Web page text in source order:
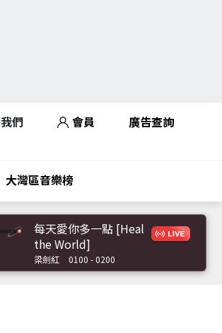
們 會員 廣告查詢
大灣區音樂榜
每天愛你多一點 [Heal
the World]
梁劍紅 0100 - 0200